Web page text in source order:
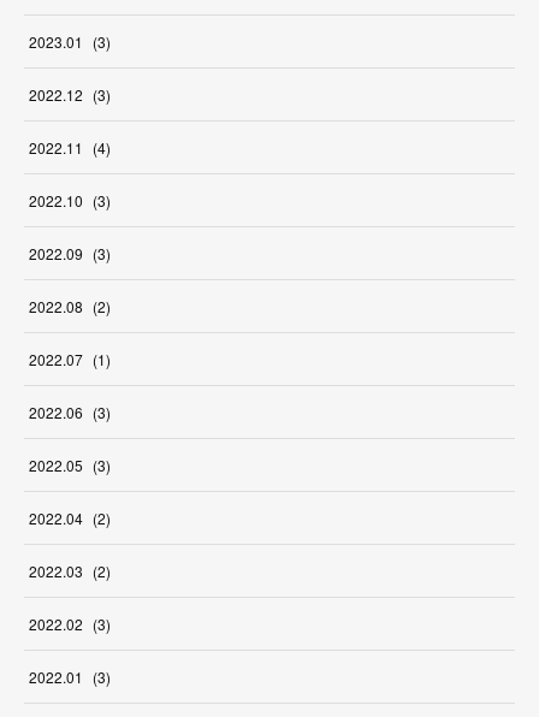
2023.01 (3)
2022.12 (3)
2022.11 (4)
2022.10 (3)
2022.09 (3)
2022.08 (2)
2022.07 (1)
2022.06 (3)
2022.05 (3)
2022.04 (2)
2022.03 (2)
2022.02 (3)
2022.01 (3)